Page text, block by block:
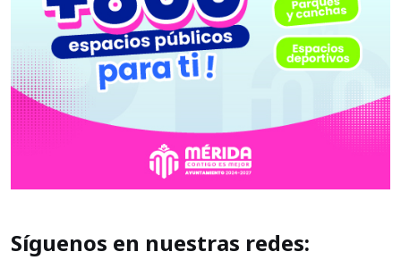
Síguenos en nuestras redes: